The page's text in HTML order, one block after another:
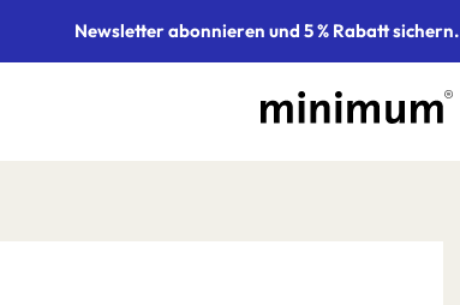
Newsletter abonnieren und 5 % Rabatt sichern.